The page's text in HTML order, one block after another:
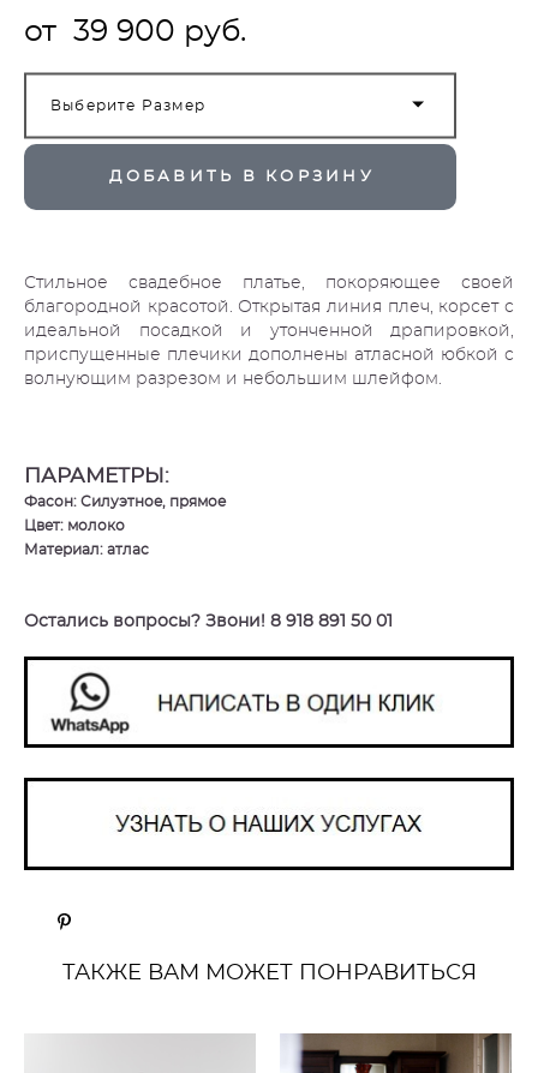
от 39 900 pуб.
Выберите Размер
ДОБАВИТЬ В КОРЗИНУ
Стильное свадебное платье, покоряющее своей
благородной красотой. Открытая линия плеч, корсет с
идеальной посадкой и утонченной драпировкой,
приспущенные плечики дополнены атласной юбкой с
волнующим разрезом и небольшим шлейфом.
ПАРАМЕТРЫ:
Фасон: Силуэтное, прямое
Цвет: молоко
Материал: атлас
Остались вопросы? Звони! 8 918 891 50 01
ТАКЖЕ ВАМ МОЖЕТ ПОНРАВИТЬСЯ